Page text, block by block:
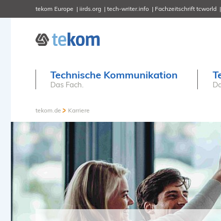
tekom Europe iirds.org tech-writer.info Fachzeitschrift tcworld
Technische Kommunikation
Das Fach.
tekom.de Karriere